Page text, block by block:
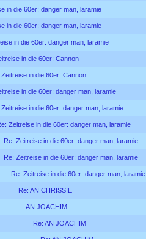
in die 60er: danger man, laramie
in die 60er: danger man, laramie
in die 60er: danger man, laramie
in die 60er: Cannon
Zeitreise in die 60er: Cannon
in die 60er: danger man, laramie
Zeitreise in die 60er: danger man, laramie
Zeitreise in die 60er: danger man, laramie
Re: Zeitreise in die 60er: danger man, laramie
Re: Zeitreise in die 60er: danger man, laramie
Re: Zeitreise in die 60er: danger man, laramie
Re: AN CHRISSIE
AN JOACHIM
Re: AN JOACHIM